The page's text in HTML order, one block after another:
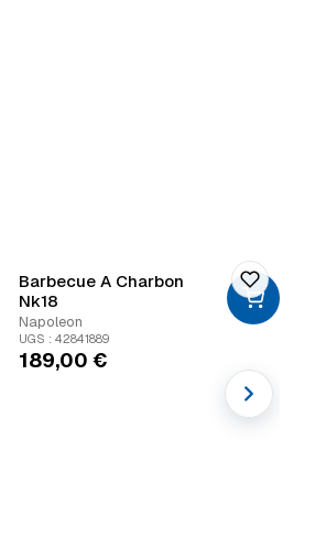
Barbecue A Charbon
Nk18
Napoleon
UGS : 42841889
189,00€